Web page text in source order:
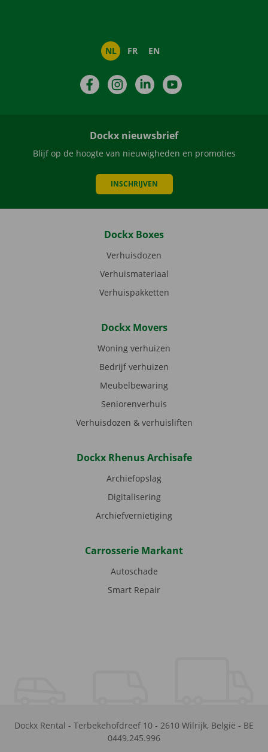
NL FR EN
FacebookInstagramLinkedIn
Dockx nieuwsbrief
Blijf op de hoogte van nieuwigheden en promoties
INSCHRIJVEN
Dockx Boxes
Verhuisdozen
Verhuismateriaal
Verhuispakketten
Dockx Movers
Woning verhuizen
Bedrijf verhuizen
Meubelbewaring
Seniorenverhuis
Verhuisdozen & verhuisliften
Dockx Rhenus Archisafe
Archiefopslag
Digitalisering
Archiefvernietiging
Carrosserie Markant
Autoschade
Smart Repair
Dockx Rental - Terbekehofdreef 10 - 2610 Wilrijk, België - BE
0449.245.996